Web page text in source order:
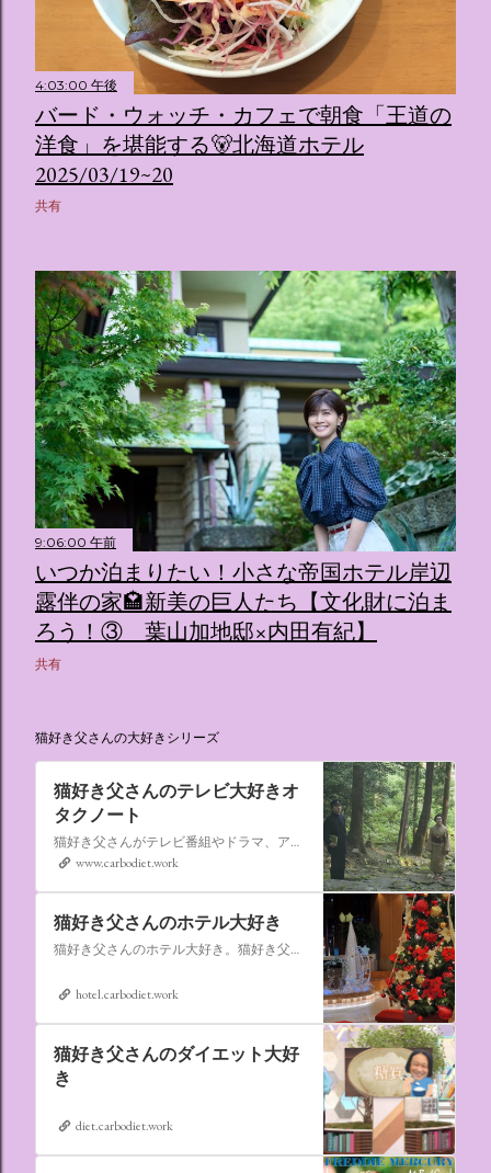
4:03:00 午後
バード・ウォッチ・カフェで朝食「王道の
洋食」を堪能する🐻北海道ホテル
2025/03/19~20
共有
9:06:00 午前
いつか泊まりたい！小さな帝国ホテル岸辺
露伴の家🏩新美の巨人たち【文化財に泊ま
ろう！③ 葉山加地邸×内田有紀】
共有
猫好き父さんの大好きシリーズ
猫好き父さんのテレビ大好きオ
タクノート
猫好き父さんがテレビ番組やドラマ、アニメ、特撮ヒーロー,そしてダイエットについて書いたブログです。
www.carbodiet.work
猫好き父さんのホテル大好き
猫好き父さんのホテル大好き。猫好き父さんが宿泊したホテルの情報を徒然なるままに書いていきます。
hotel.carbodiet.work
猫好き父さんのダイエット大好
き
diet.carbodiet.work